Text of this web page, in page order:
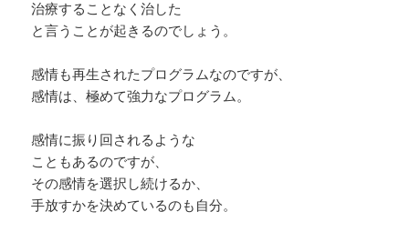
治療することなく治した
と言うことが起きるのでしょう。
感情も再生されたプログラムなのですが、
感情は、極めて強力なプログラム。
感情に振り回されるような
こともあるのですが、
その感情を選択し続けるか、
手放すかを決めているのも自分。